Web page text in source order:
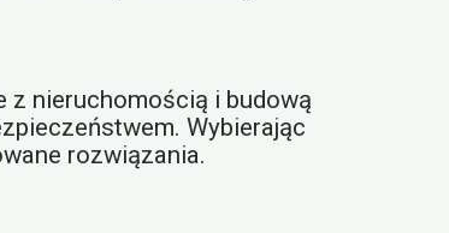
z nieruchomością i budową
Wybierając
rozwiązania.